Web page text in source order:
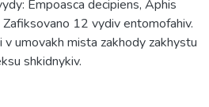
Empoasca decipiens, Aphis
Zafiksovano 12 vydiv entomofahiv.
umovakh mista zakhody zakhystu
shkidnykiv.